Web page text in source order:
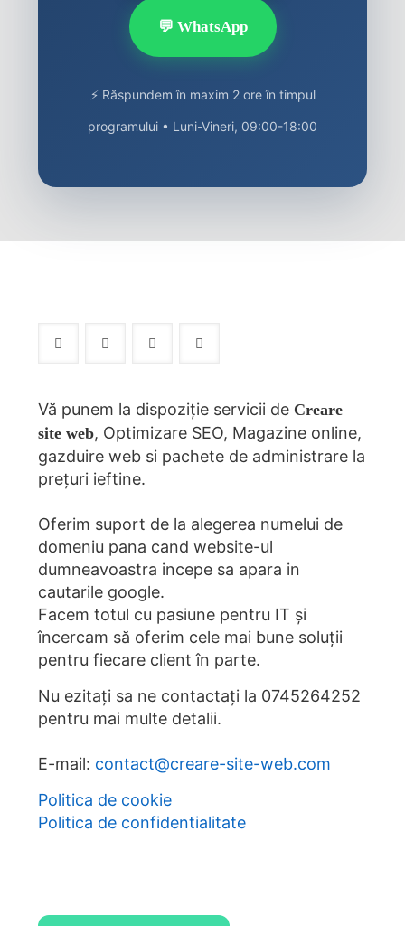
💬 WhatsApp
⚡ Răspundem în maxim 2 ore în timpul
programului • Luni-Vineri, 09:00-18:00
Vă punem la dispoziție servicii de Creare
site web, Optimizare SEO, Magazine online,
gazduire web si pachete de administrare la
prețuri ieftine.
Oferim suport de la alegerea numelui de
domeniu pana cand website-ul
dumneavoastra incepe sa apara in
cautarile google.
Facem totul cu pasiune pentru IT și
încercam să oferim cele mai bune soluții
pentru fiecare client în parte.
Nu ezitați sa ne contactați la 0745264252
pentru mai multe detalii.
E-mail: contact@creare-site-web.com
Politica de cookie
Politica de confidentialitate